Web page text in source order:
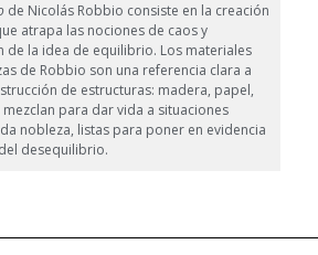
de Nicolás Robbio consiste en la creación
atrapa las nociones de caos y
de la idea de equilibrio. Los materiales
de Robbio son una referencia clara a
de estructuras: madera, papel,
para dar vida a situaciones
nobleza, listas para poner en evidencia
desequilibrio.